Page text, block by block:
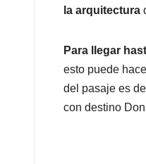
la arquitectura
Para llegar
esto puede
del pasaje es
con destino